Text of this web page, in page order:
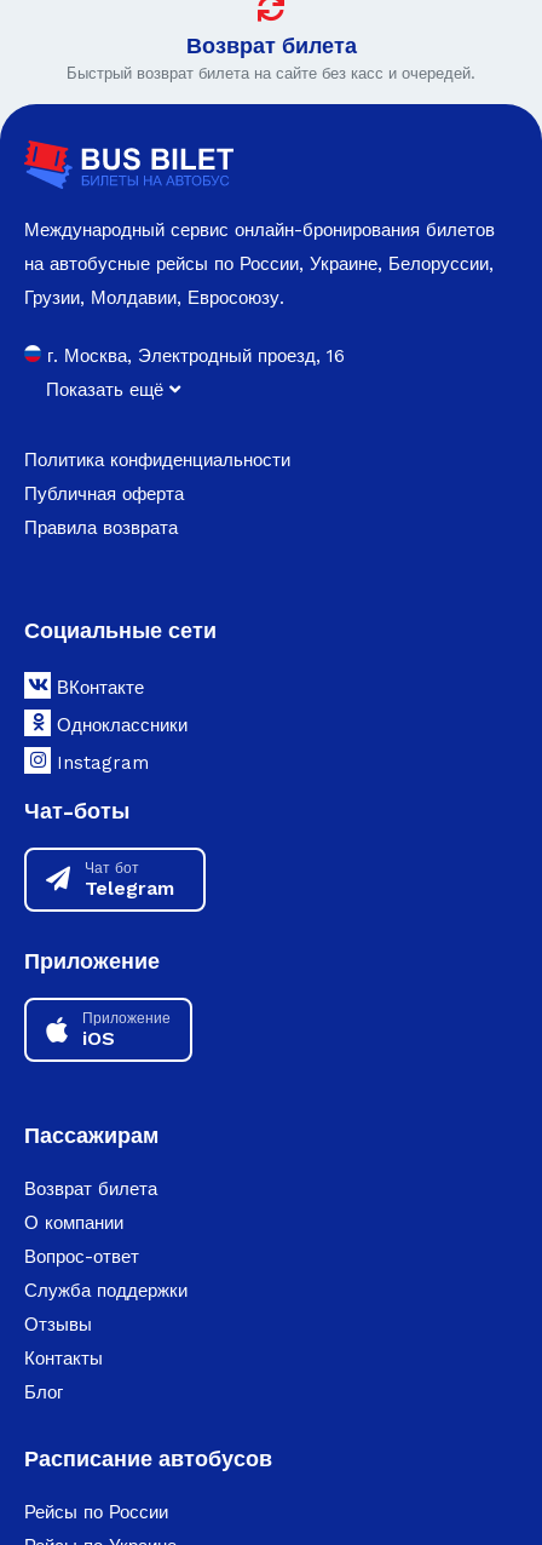
Возврат билета
Быстрый возврат билета на сайте без касс и очередей.
Международный сервис онлайн-бронирования билетов
на автобусные рейсы по России, Украине, Белоруссии,
Грузии, Молдавии, Евросоюзу.
г. Москва, Электродный проезд, 16
Показать ещё
Политика конфиденциальности
Публичная оферта
Правила возврата
Социальные сети
ВКонтакте
Одноклассники
Instagram
Чат-боты
Чат бот
Telegram
Приложение
Приложение
iOS
Пассажирам
Возврат билета
О компании
Вопрос-ответ
Служба поддержки
Отзывы
Контакты
Блог
Расписание автобусов
Рейсы по России